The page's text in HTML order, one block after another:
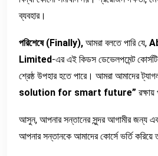
ব্যবহার।
পরিশেষে(Finally), আমরা বলতে পারি যে,
Limited-এর এই কিডস ডেভেলপমেন্ট
শ্রেষ্ঠ উপহার হতে পারে। আমরা আমাদের
solution for smart future”
আসুন, আপনার সন্তানের সুন্দর আগামীর জন্য
আপনার সন্তানকে আমাদের কোর্সে ভর্তি করিয়ে